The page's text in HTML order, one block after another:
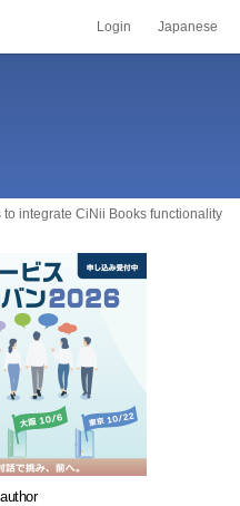
Login Japanese
integrate CiNii Books functionality